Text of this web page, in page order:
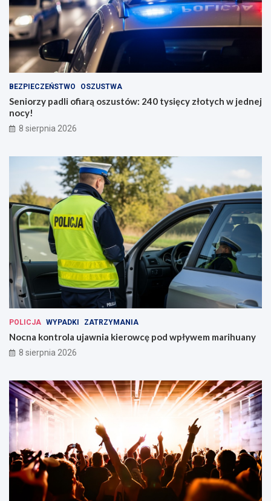
BEZPIECZEŃSTWO OSZUSTWA
Seniorzy padli ofiarą oszustów: 240 tysięcy złotych w jednej
nocy!
8 sierpnia 2026
POLICJA WYPADKI ZATRZYMANIA
Nocna kontrola ujawnia kierowcę pod wpływem marihuany
8 sierpnia 2026